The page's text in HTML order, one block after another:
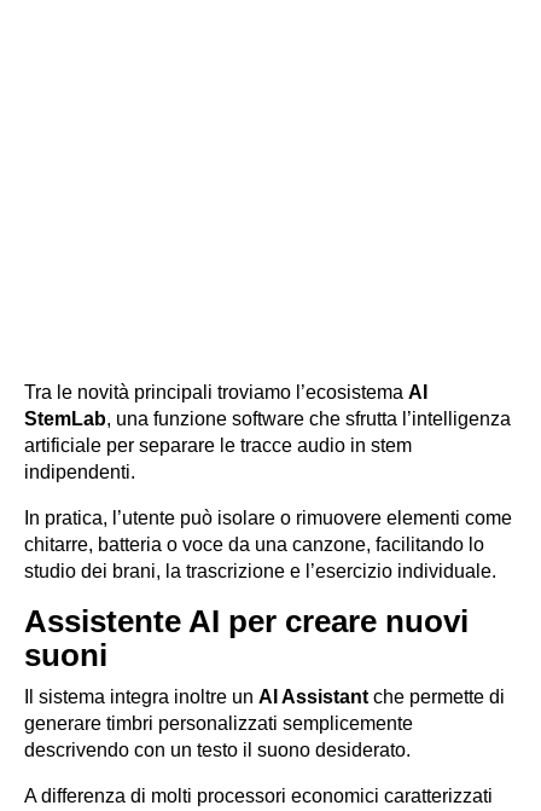
Tra le novità principali troviamo l’ecosistema AI
StemLab, una funzione software che sfrutta l’intelligenza
artificiale per separare le tracce audio in stem
indipendenti.
In pratica, l’utente può isolare o rimuovere elementi come
chitarre, batteria o voce da una canzone, facilitando lo
studio dei brani, la trascrizione e l’esercizio individuale.
Assistente AI per creare nuovi
suoni
Il sistema integra inoltre un AI Assistant che permette di
generare timbri personalizzati semplicemente
descrivendo con un testo il suono desiderato.
A differenza di molti processori economici caratterizzati